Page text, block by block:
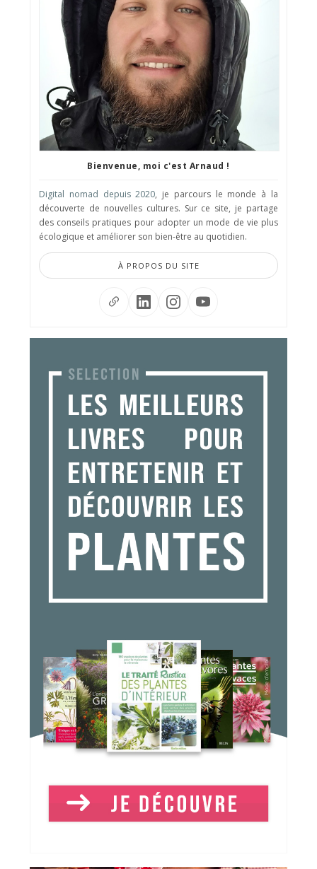
Bienvenue, moi c'est Arnaud !
Digital nomad depuis 2020, je parcours le monde à la
découverte de nouvelles cultures. Sur ce site, je partage
des conseils pratiques pour adopter un mode de vie plus
écologique et améliorer son bien-être au quotidien.
À PROPOS DU SITE